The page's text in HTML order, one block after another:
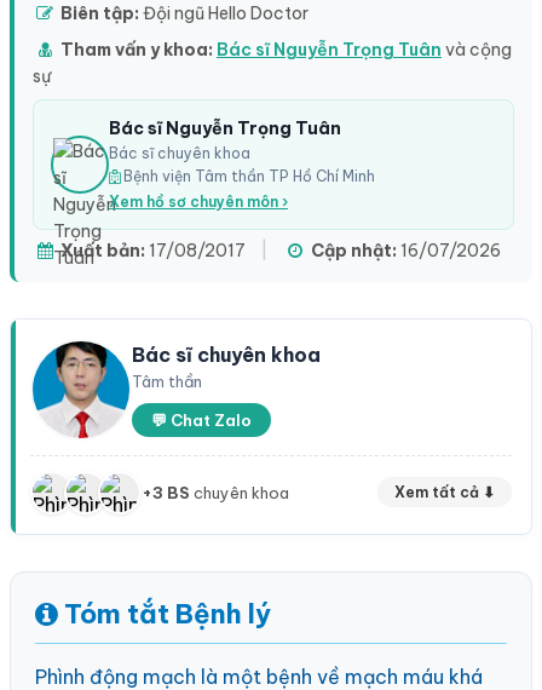
Biên tập: Đội ngũ Hello Doctor
Tham vấn y khoa: Bác sĩ Nguyễn Trọng Tuân và cộng
sự
Bác sĩ Nguyễn Trọng Tuân
Bác sĩ chuyên khoa
Bệnh viện Tâm thần TP Hồ Chí Minh
Xem hồ sơ chuyên môn ›
Xuất bản: 17/08/2017 Cập nhật: 16/07/2026
Bác sĩ chuyên khoa
Tâm thần
💬 Chat Zalo
+3 BS chuyên khoa Xem tất cả ⬇
Tóm tắt Bệnh lý
Phình động mạch là một bệnh về mạch máu khá